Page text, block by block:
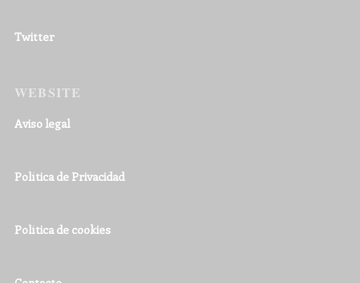
Twitter
WEBSITE
Aviso legal
Política de Privacidad
Política de cookies